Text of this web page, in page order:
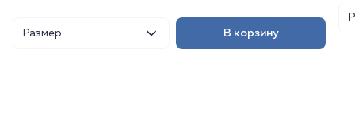
Размер В корзину